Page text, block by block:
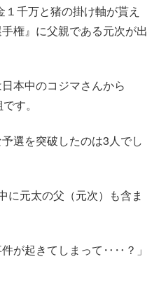
千万と猪の掛け軸が貰え
権』に父親である元次が出
本中のコジマさんから
す。
選を突破したのは3人でし
に元太の父（元次）も含ま
が起きてしまって‥‥？」